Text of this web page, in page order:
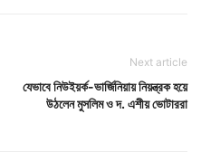
Next article
যেভাবে নিউইয়র্ক-ভার্জিনিয়ায় নিয়ন্ত্রক হয়ে
উঠলেন মুসলিম ও দ. এশীয় ভোটাররা